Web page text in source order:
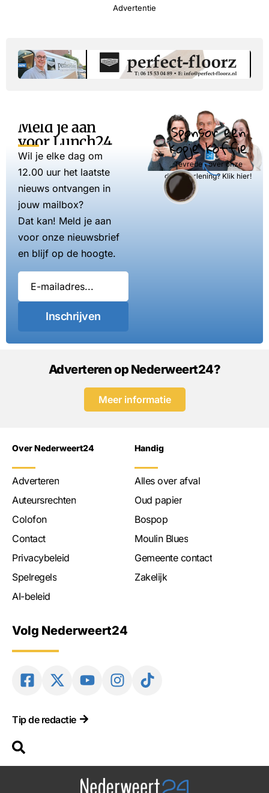
Advertentie
Meld je aan
voor Lunch24
Wil je elke dag om
12.00 uur het laatste
nieuws ontvangen in
jouw mailbox?
Dat kan! Meld je aan
voor onze nieuwsbrief
en blijf op de hoogte.
Inschrijven
Sponsor een
kopje koffie
Tevreden over onze
dienstverlening? Klik hier!
Adverteren op Nederweert24?
Meer informatie
Over Nederweert24
Adverteren
Auteursrechten
Colofon
Contact
Privacybeleid
Spelregels
AI-beleid
Handig
Alles over afval
Oud papier
Bospop
Moulin Blues
Gemeente contact
Zakelijk
Volg Nederweert24
Tip de redactie